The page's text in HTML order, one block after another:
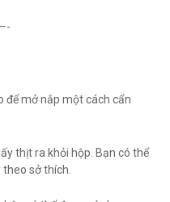
để mở nắp một cách cẩn
thịt ra khỏi hộp. Bạn có thể
sở thích.